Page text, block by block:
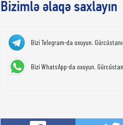
Bizimlə əlaqə saxlayın
Bizi Telegram-da oxuyun.
Bizi WhatsApp-da oxuyun.